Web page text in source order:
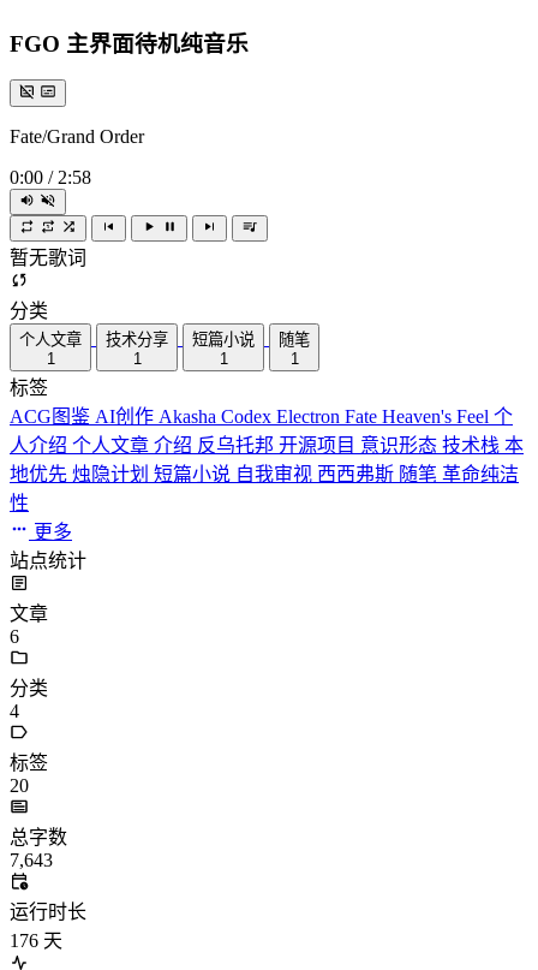
FGO 主界面待机纯音乐
Fate/Grand Order
0:00 / 2:58
暂无歌词
分类
个人文章
1
技术分享
1
短篇小说
1
随笔
1
标签
ACG图鉴 AI创作 Akasha Codex Electron Fate Heaven's Feel 个
人介绍 个人文章 介绍 反乌托邦 开源项目 意识形态 技术栈 本
地优先 烛隐计划 短篇小说 自我审视 西西弗斯 随笔 革命纯洁
性
更多
站点统计
文章
6
分类
4
标签
20
总字数
7,643
运行时长
176 天